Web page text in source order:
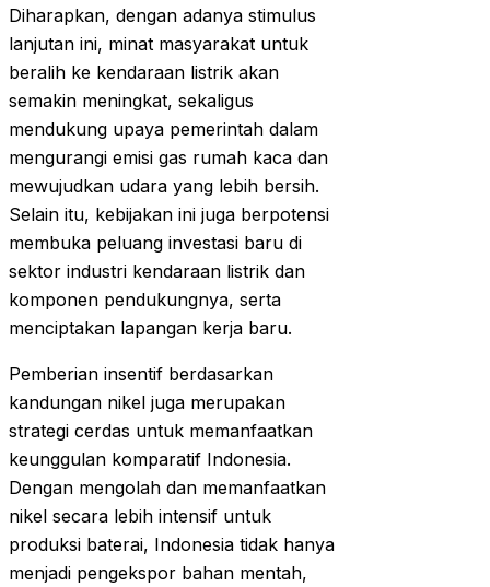
Diharapkan, dengan adanya stimulus
lanjutan ini, minat masyarakat untuk
beralih ke kendaraan listrik akan
semakin meningkat, sekaligus
mendukung upaya pemerintah dalam
mengurangi emisi gas rumah kaca dan
mewujudkan udara yang lebih bersih.
Selain itu, kebijakan ini juga berpotensi
membuka peluang investasi baru di
sektor industri kendaraan listrik dan
komponen pendukungnya, serta
menciptakan lapangan kerja baru.
Pemberian insentif berdasarkan
kandungan nikel juga merupakan
strategi cerdas untuk memanfaatkan
keunggulan komparatif Indonesia.
Dengan mengolah dan memanfaatkan
nikel secara lebih intensif untuk
produksi baterai, Indonesia tidak hanya
menjadi pengekspor bahan mentah,